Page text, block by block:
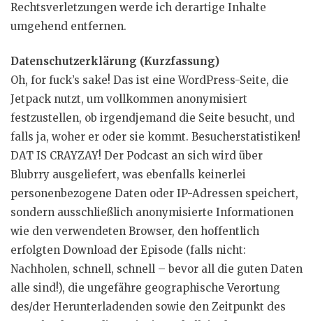
Rechtsverletzungen werde ich derartige Inhalte
umgehend entfernen.
Datenschutzerklärung (Kurzfassung)
Oh, for fuck’s sake! Das ist eine WordPress-Seite, die
Jetpack nutzt, um vollkommen anonymisiert
festzustellen, ob irgendjemand die Seite besucht, und
falls ja, woher er oder sie kommt. Besucherstatistiken!
DAT IS CRAYZAY! Der Podcast an sich wird über
Blubrry ausgeliefert, was ebenfalls keinerlei
personenbezogene Daten oder IP-Adressen speichert,
sondern ausschließlich anonymisierte Informationen
wie den verwendeten Browser, den hoffentlich
erfolgten Download der Episode (falls nicht:
Nachholen, schnell, schnell – bevor all die guten Daten
alle sind!), die ungefähre geographische Verortung
des/der Herunterladenden sowie den Zeitpunkt des